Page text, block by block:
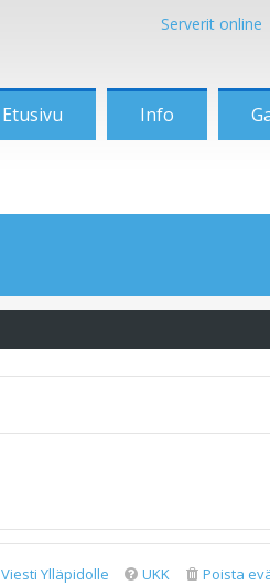
Serverit online
Etusivu Info
Poista
UKK
Viesti Ylläpidolle